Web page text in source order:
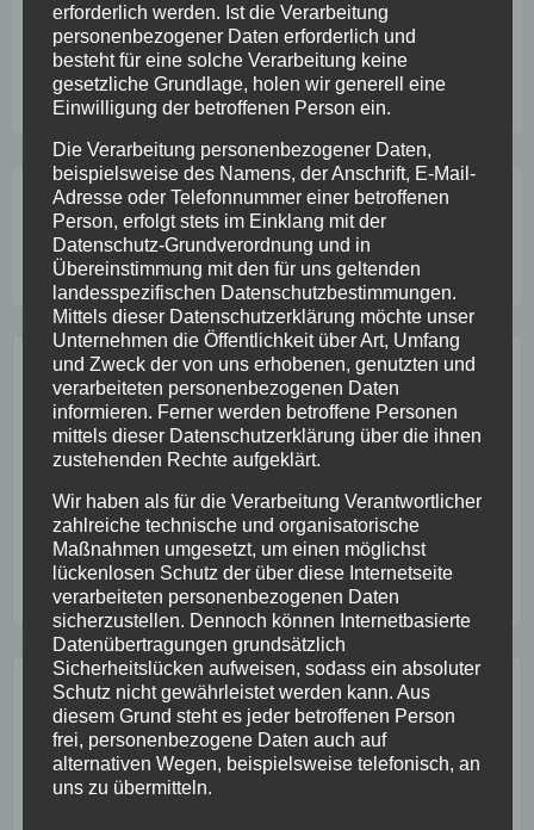
eigentlich aus und wer ist verantwortlich dafür?
Artikel von Antje Heimsoeth erhalten Sie 7 Tipps für
mehr Zufriedenheit im Job.
Beitragsnavigation
Wer als Chef nicht zuhört,
wird bald überflüssig sein
Warum anerkannte
Mitarbeiter bessere
Mitarbeiter sind
GESUNDHEITSPOST ABONNIEREN:
LETZTE BEITRÄGE:
Weshalb spüren wir ein solches Glücksgefühl, wenn wir
uns mit Essen belohnen?
erforderlich werden. Ist die Verarbeitung
personenbezogener Daten erforderlich und
besteht für eine solche Verarbeitung keine
gesetzliche Grundlage, holen wir generell eine
Einwilligung der betroffenen Person ein.
Die Verarbeitung personenbezogener Daten,
beispielsweise des Namens, der Anschrift, E-Mail-
Adresse oder Telefonnummer einer betroffenen
Person, erfolgt stets im Einklang mit der
Datenschutz-Grundverordnung und in
Übereinstimmung mit den für uns geltenden
landesspezifischen Datenschutzbestimmungen.
Mittels dieser Datenschutzerklärung möchte unser
Unternehmen die Öffentlichkeit über Art, Umfang
und Zweck der von uns erhobenen, genutzten und
verarbeiteten personenbezogenen Daten
informieren. Ferner werden betroffene Personen
mittels dieser Datenschutzerklärung über die ihnen
zustehenden Rechte aufgeklärt.
Wir haben als für die Verarbeitung Verantwortlicher
zahlreiche technische und organisatorische
Maßnahmen umgesetzt, um einen möglichst
lückenlosen Schutz der über diese Internetseite
verarbeiteten personenbezogenen Daten
sicherzustellen. Dennoch können Internetbasierte
Datenübertragungen grundsätzlich
Sicherheitslücken aufweisen, sodass ein absoluter
Schutz nicht gewährleistet werden kann. Aus
diesem Grund steht es jeder betroffenen Person
frei, personenbezogene Daten auch auf
alternativen Wegen, beispielsweise telefonisch, an
uns zu übermitteln.